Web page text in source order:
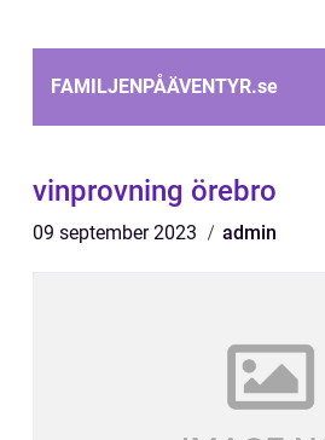
FAMILJENPÅÄVENTYR.se
vinprovning örebro
09 september 2023 admin